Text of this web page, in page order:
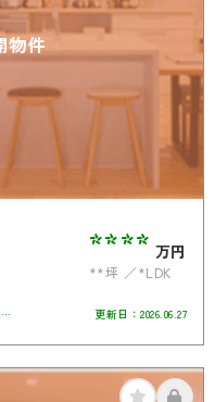
物件
**** 万円
**坪
*LDK
更新日： 2026.06.27